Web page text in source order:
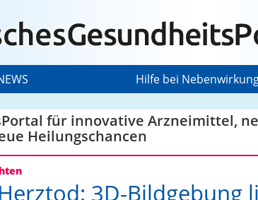
Hilfe bei
für innovative Arzneimittel,
Heilungschancen
3D-Bildgebung